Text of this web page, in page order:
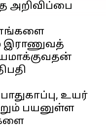
அறிவிப்பை
இராணுவத்
உயர்
பயனுள்ள